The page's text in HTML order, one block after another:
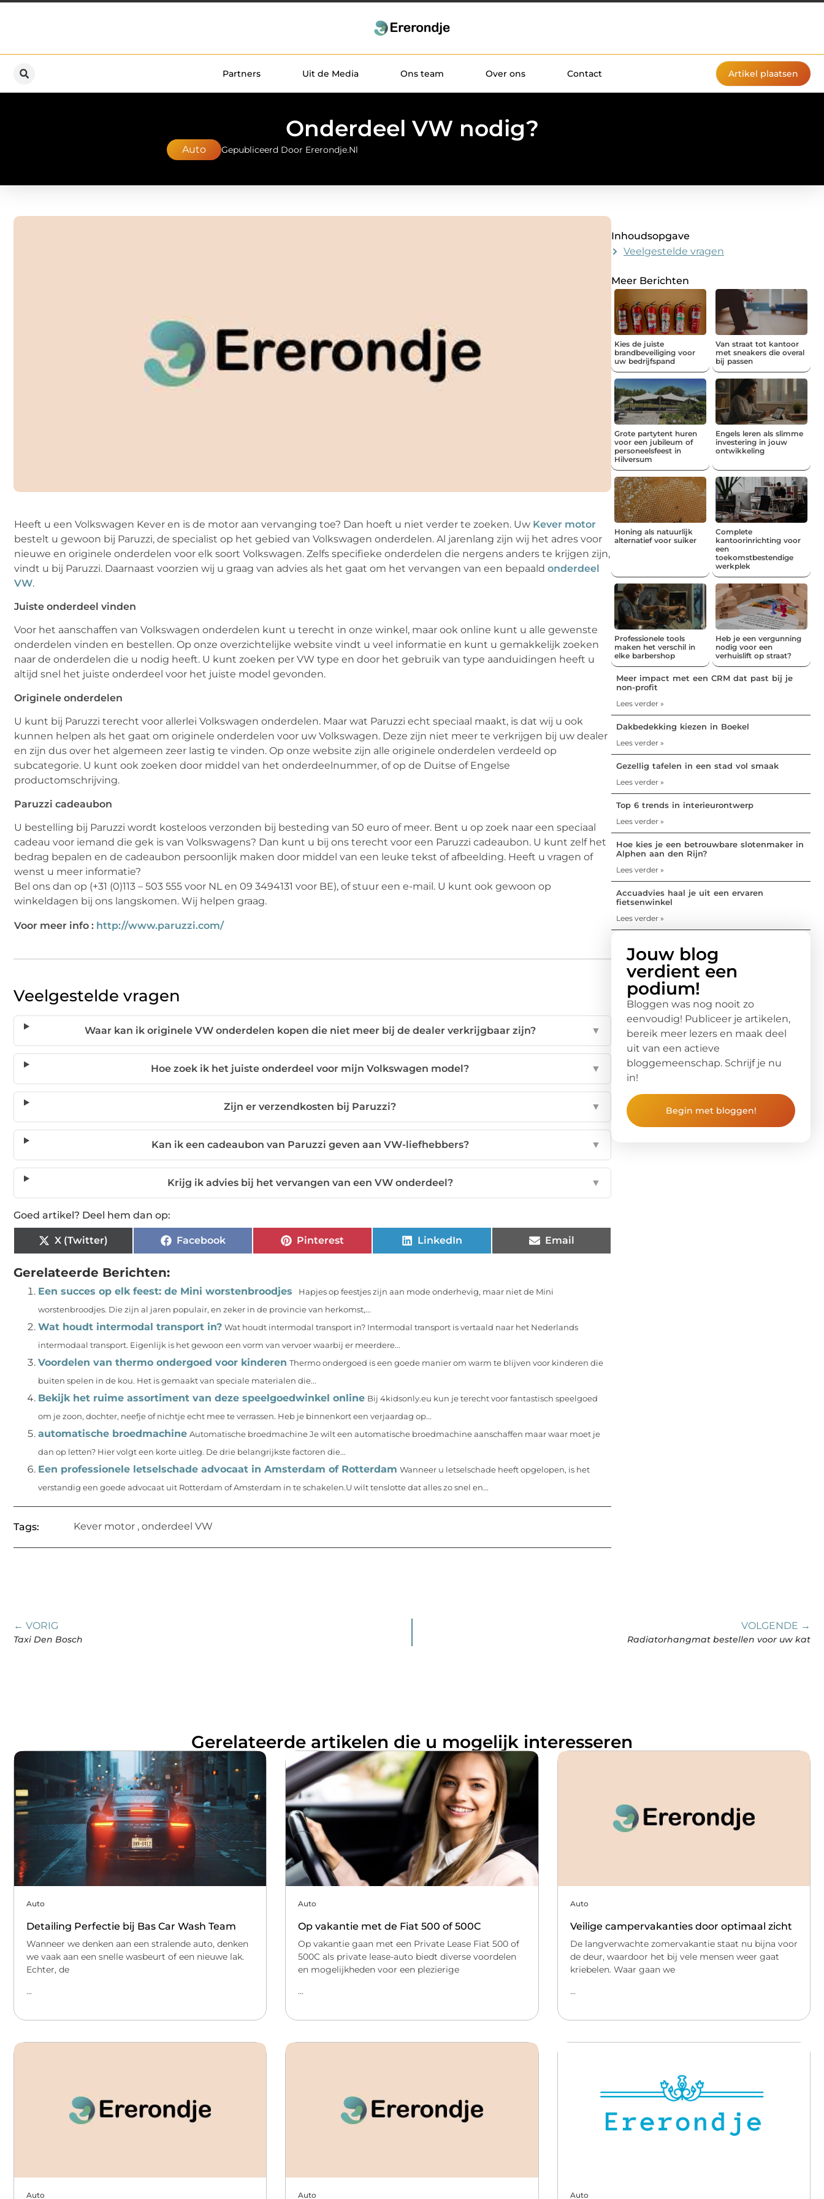
Partners Uit de Media Ons team Over ons Contact Artikel plaatsen
Onderdeel VW nodig?
Auto Gepubliceerd Door Ererondje.nl
Heeft u een Volkswagen Kever en is de motor aan vervanging toe? Dan hoeft u niet verder te zoeken. Uw Kever motor
bestelt u gewoon bij Paruzzi, de specialist op het gebied van Volkswagen onderdelen. Al jarenlang zijn wij het adres voor
nieuwe en originele onderdelen voor elk soort Volkswagen. Zelfs specifieke onderdelen die nergens anders te krijgen zijn,
vindt u bij Paruzzi. Daarnaast voorzien wij u graag van advies als het gaat om het vervangen van een bepaald onderdeel
VW.
Juiste onderdeel vinden
Voor het aanschaffen van Volkswagen onderdelen kunt u terecht in onze winkel, maar ook online kunt u alle gewenste
onderdelen vinden en bestellen. Op onze overzichtelijke website vindt u veel informatie en kunt u gemakkelijk zoeken
naar de onderdelen die u nodig heeft. U kunt zoeken per VW type en door het gebruik van type aanduidingen heeft u
altijd snel het juiste onderdeel voor het juiste model gevonden.
Originele onderdelen
U kunt bij Paruzzi terecht voor allerlei Volkswagen onderdelen. Maar wat Paruzzi echt speciaal maakt, is dat wij u ook
kunnen helpen als het gaat om originele onderdelen voor uw Volkswagen. Deze zijn niet meer te verkrijgen bij uw dealer
en zijn dus over het algemeen zeer lastig te vinden. Op onze website zijn alle originele onderdelen verdeeld op
subcategorie. U kunt ook zoeken door middel van het onderdeelnummer, of op de Duitse of Engelse
productomschrijving.
Paruzzi cadeaubon
U bestelling bij Paruzzi wordt kosteloos verzonden bij besteding van 50 euro of meer. Bent u op zoek naar een speciaal
cadeau voor iemand die gek is van Volkswagens? Dan kunt u bij ons terecht voor een Paruzzi cadeaubon. U kunt zelf het
bedrag bepalen en de cadeaubon persoonlijk maken door middel van een leuke tekst of afbeelding. Heeft u vragen of
wenst u meer informatie?
Bel ons dan op (+31 (0)113 – 503 555 voor NL en 09 3494131 voor BE), of stuur een e-mail. U kunt ook gewoon op
winkeldagen bij ons langskomen. Wij helpen graag.
Voor meer info : http://www.paruzzi.com/
Veelgestelde vragen
Waar kan ik originele VW onderdelen kopen die niet meer bij de dealer verkrijgbaar zijn? ▼
Hoe zoek ik het juiste onderdeel voor mijn Volkswagen model? ▼
Zijn er verzendkosten bij Paruzzi? ▼
Kan ik een cadeaubon van Paruzzi geven aan VW-liefhebbers? ▼
Krijg ik advies bij het vervangen van een VW onderdeel? ▼
Goed artikel? Deel hem dan op:
X (Twitter) Facebook Pinterest LinkedIn Email
Gerelateerde Berichten:
Een succes op elk feest: de Mini worstenbroodjes
Hapjes op feestjes zijn aan mode onderhevig, maar niet de Mini
worstenbroodjes. Die zijn al jaren populair, en zeker in de provincie van herkomst,...
Wat houdt intermodal transport in? Wat houdt intermodal transport in? Intermodal transport is vertaald naar het Nederlands
intermodaal transport. Eigenlijk is het gewoon een vorm van vervoer waarbij er meerdere...
Voordelen van thermo ondergoed voor kinderen Thermo ondergoed is een goede manier om warm te blijven voor kinderen die
buiten spelen in de kou. Het is gemaakt van speciale materialen die...
Bekijk het ruime assortiment van deze speelgoedwinkel online Bij 4kidsonly.eu kun je terecht voor fantastisch speelgoed
om je zoon, dochter, neefje of nichtje echt mee te verrassen. Heb je binnenkort een verjaardag op...
automatische broedmachine Automatische broedmachine Je wilt een automatische broedmachine aanschaffen maar waar moet je
dan op letten? Hier volgt een korte uitleg. De drie belangrijkste factoren die...
Een professionele letselschade advocaat in Amsterdam of Rotterdam Wanneer u letselschade heeft opgelopen, is het
verstandig een goede advocaat uit Rotterdam of Amsterdam in te schakelen.U wilt tenslotte dat alles zo snel en...
Tags: Kever motor, onderdeel VW
Inhoudsopgave
Veelgestelde vragen
Meer Berichten
Kies de juiste
brandbeveiliging voor
uw bedrijfspand
Van straat tot kantoor
met sneakers die overal
bij passen
Grote partytent huren
voor een jubileum of
personeelsfeest in
Hilversum
Engels leren als slimme
investering in jouw
ontwikkeling
Honing als natuurlijk
alternatief voor suiker
Complete
kantoorinrichting voor
een
toekomstbestendige
werkplek
Professionele tools
maken het verschil in
elke barbershop
Heb je een vergunning
nodig voor een
verhuislift op straat?
Meer impact met een CRM dat past bij je
non-profit
Lees verder »
Dakbedekking kiezen in Boekel
Lees verder »
Gezellig tafelen in een stad vol smaak
Lees verder »
Top 6 trends in interieurontwerp
Lees verder »
Hoe kies je een betrouwbare slotenmaker in
Alphen aan den Rijn?
Lees verder »
Accuadvies haal je uit een ervaren
fietsenwinkel
Lees verder »
Jouw blog
verdient een
podium!
Bloggen was nog nooit zo
eenvoudig! Publiceer je artikelen,
bereik meer lezers en maak deel
uit van een actieve
bloggemeenschap. Schrijf je nu
in!
Begin met bloggen!
← VORIG
Taxi Den Bosch
VOLGENDE →
Radiatorhangmat bestellen voor uw kat
Gerelateerde artikelen die u mogelijk interesseren
Auto
Detailing Perfectie bij Bas Car Wash Team
Wanneer we denken aan een stralende auto, denken
we vaak aan een snelle wasbeurt of een nieuwe lak.
Echter, de
...
Auto
Op vakantie met de Fiat 500 of 500C
Op vakantie gaan met een Private Lease Fiat 500 of
500C als private lease-auto biedt diverse voordelen
en mogelijkheden voor een plezierige
...
Auto
Veilige campervakanties door optimaal zicht
De langverwachte zomervakantie staat nu bijna voor
de deur, waardoor het bij vele mensen weer gaat
kriebelen. Waar gaan we
...
Auto Auto Auto